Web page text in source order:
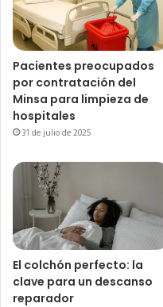
Pacientes preocupados
por contratación del
Minsa para limpieza de
hospitales
31 de julio de 2025
El colchón perfecto: la
clave para un descanso
reparador